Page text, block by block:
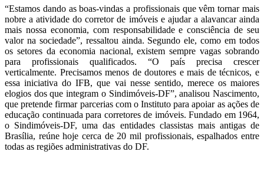
“Estamos dando as boas-vindas a profissionais que vêm tornar mais
nobre a atividade do corretor de imóveis e ajudar a alavancar ainda
mais nossa economia, com responsabilidade e consciência de seu
valor na sociedade”, ressaltou ainda. Segundo ele, como em todos
os setores da economia nacional, existem sempre vagas sobrando
para profissionais qualificados. “O país precisa crescer
verticalmente. Precisamos menos de doutores e mais de técnicos, e
essa iniciativa do IFB, que vai nesse sentido, merece os maiores
elogios dos que integram o Sindimóveis-DF”, analisou Nascimento,
que pretende firmar parcerias com o Instituto para apoiar as ações de
educação continuada para corretores de imóveis. Fundado em 1964,
o Sindimóveis-DF, uma das entidades classistas mais antigas de
Brasília, reúne hoje cerca de 20 mil profissionais, espalhados entre
todas as regiões administrativas do DF.